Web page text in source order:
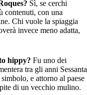
Sì, se cerchi
contenuti, con una
Chi vuole la spiaggia
invece meno adatta,
hippy? Fu uno dei
tra gli anni Sessanta
e attorno al paese
di un vecchio mulino.